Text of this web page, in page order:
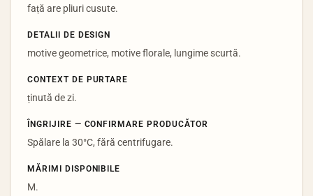
față are pliuri cusute.
DETALII DE DESIGN
motive geometrice, motive florale, lungime scurtă.
CONTEXT DE PURTARE
ținută de zi.
ÎNGRIJIRE — CONFIRMARE PRODUCĂTOR
Spălare la 30°C, fără centrifugare.
MĂRIMI DISPONIBILE
M.